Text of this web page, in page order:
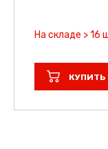
На складе > 16
КУПИТЬ